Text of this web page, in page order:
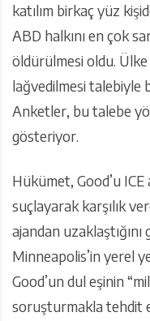
katılım birkaç yüz
ABD halkını en çok
öldürülmesi oldu. Ülke
lağvedilmesi talebiyle
Anketler, bu talebe
gösteriyor.
Hükümet, Good’u
suçlayarak karşılık
ajandan
Minneapolis’in yerel
Good’un dul eşinin
soruşturmakla tehdit